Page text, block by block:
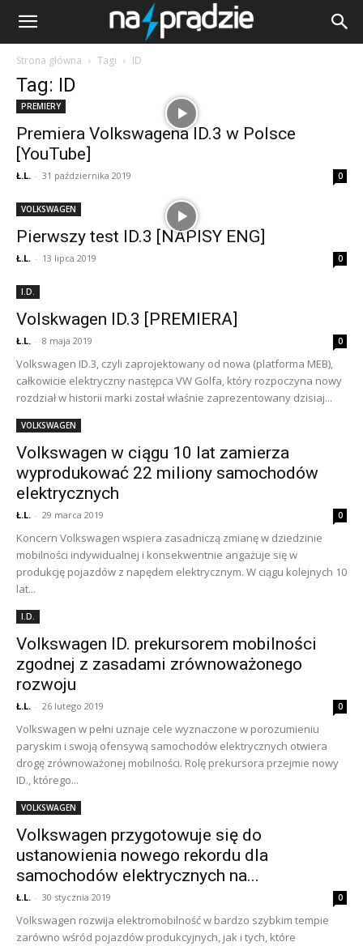
Strona główna Tagi ID
Tag: ID
PREMIERY
Premiera Volkswagena ID.3 w Polsce
[YouTube]
Ł.L. - 31 października 2019 0
VOLKSWAGEN
Pierwszy test ID.3 [NAPISY ENG]
Ł.L. - 13 lipca 2019 0
I.D.
Volskwagen ID.3 [PREMIERA]
Ł.L. - 8 maja 2019 0
Volkswagen ID.3, czyli zaprojektowany od nowa (platforma MEB),
całkowicie elektryczny następca VW Golfa, który rozpoczyna nowy
rozdział w historii marki został właśnie zaprezentowany dzisiaj...
VOLKSWAGEN
Volkswagen w ciągu 10 lat zamierza
wyprodukować 22 miliony samochodów
elektrycznych
Ł.L. - 29 marca 2019 0
Koncern Volkswagen wspiera zasadniczą zmianę w dziedzinie
mobilności indywidualnej i konsekwentnie angażuje się w
produkcję pojazdów z napędem elektrycznym. W ciągu kolejnych 10
lat...
I.D.
Volkswagen ID. prekursorem mobilności
zgodnej z zasadami zrównoważonego
rozwoju
Ł.L. - 26 lutego 2019 0
Volkswagen w pełni uznaje cele wyznaczone w porozumieniu
paryskim i swoją ofensywą samochodów elektrycznych otwiera
drogę zrównoważonej mobilności. Rolę prekursora przejmie nowy
ID., którego...
VOLKSWAGEN
Volkswagen przygotowuje się do
ustanowienia nowego rekordu dla
samochodów elektrycznych na...
Ł.L. - 30 stycznia 2019 0
Volkswagen rozwija elektromobilność w bardzo szybkim tempie
zarówno wśród pojazdów produkcyjnych, jak i tych, które